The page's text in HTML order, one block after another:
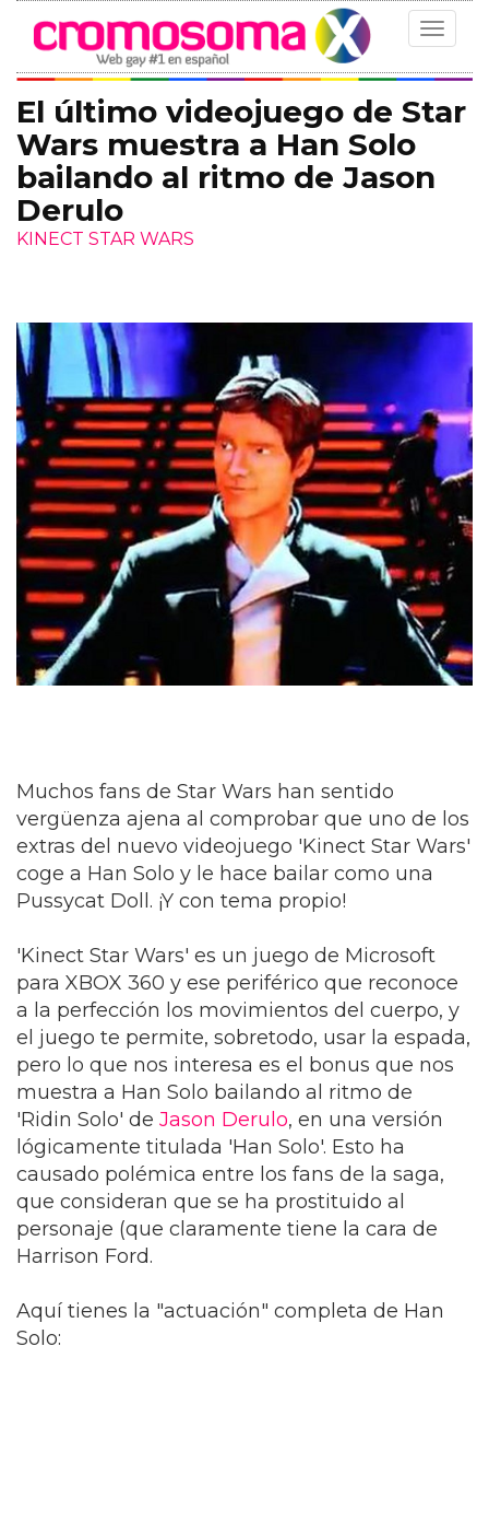
Toggle
El último videojuego de Star
Wars muestra a Han Solo
bailando al ritmo de Jason
Derulo
KINECT STAR WARS
Muchos fans de Star Wars han sentido
vergüenza ajena al comprobar que uno de los
extras del nuevo videojuego 'Kinect Star Wars'
coge a Han Solo y le hace bailar como una
Pussycat Doll. ¡Y con tema propio!
'Kinect Star Wars' es un juego de Microsoft
para XBOX 360 y ese periférico que reconoce
a la perfección los movimientos del cuerpo, y
el juego te permite, sobretodo, usar la espada,
pero lo que nos interesa es el bonus que nos
muestra a Han Solo bailando al ritmo de
'Ridin Solo' de Jason Derulo, en una versión
lógicamente titulada 'Han Solo'. Esto ha
causado polémica entre los fans de la saga,
que consideran que se ha prostituido al
personaje (que claramente tiene la cara de
Harrison Ford.
Aquí tienes la "actuación" completa de Han
Solo: